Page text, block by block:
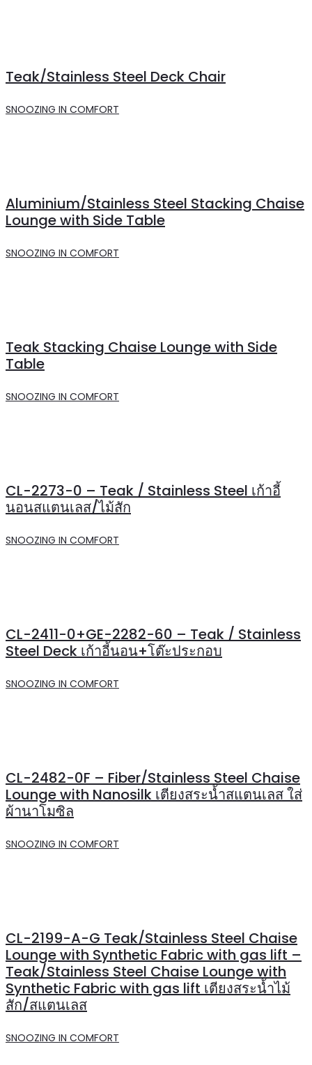
Teak/Stainless Steel Deck Chair
SNOOZING IN COMFORT
Aluminium/Stainless Steel Stacking Chaise
Lounge with Side Table
SNOOZING IN COMFORT
Teak Stacking Chaise Lounge with Side
Table
SNOOZING IN COMFORT
CL-2273-0 – Teak / Stainless Steel เก้าอี้
นอนสแตนเลส/ไม้สัก
SNOOZING IN COMFORT
CL-2411-0+GE-2282-60 – Teak / Stainless
Steel Deck เก้าอี้นอน+โต๊ะประกอบ
SNOOZING IN COMFORT
CL-2482-0F – Fiber/Stainless Steel Chaise
Lounge with Nanosilk เตียงสระน้ำสแตนเลส ใส่
ผ้านาโมซิล
SNOOZING IN COMFORT
CL-2199-A-G Teak/Stainless Steel Chaise
Lounge with Synthetic Fabric with gas lift –
Teak/Stainless Steel Chaise Lounge with
Synthetic Fabric with gas lift เตียงสระน้ำไม้
สัก/สแตนเลส
SNOOZING IN COMFORT